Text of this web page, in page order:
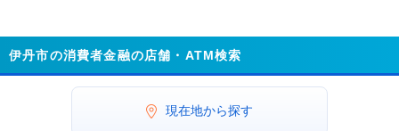
伊丹市の消費者金融の店舗・ATM検索
現在地から探す